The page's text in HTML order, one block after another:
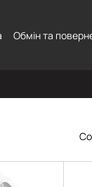
Обмін та